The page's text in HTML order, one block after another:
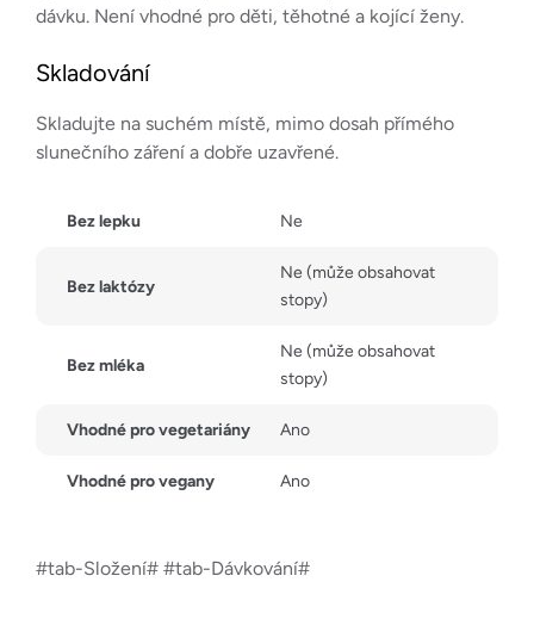
dávku. Není vhodné pro děti, těhotné a kojící ženy.
Skladování
Skladujte na suchém místě, mimo dosah přímého
slunečního záření a dobře uzavřené.
Bez lepku Ne
Bez laktózy
Ne (může obsahovat
stopy)
Bez mléka
Ne (může obsahovat
stopy)
Vhodné pro vegetariány Ano
Vhodné pro vegany Ano
#tab-Složení# #tab-Dávkování#